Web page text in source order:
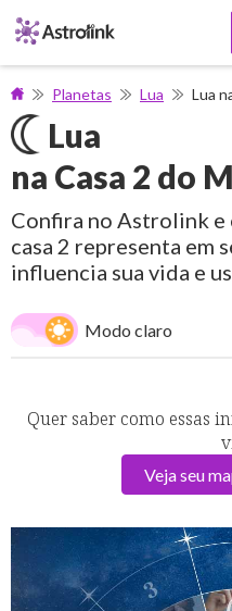
Planetas Lua Lua
Lua
na Casa 2 do
Confira no Astrolink e
casa 2 representa em
influencia sua vida e
Modo claro
Quer saber como essas
Veja seu